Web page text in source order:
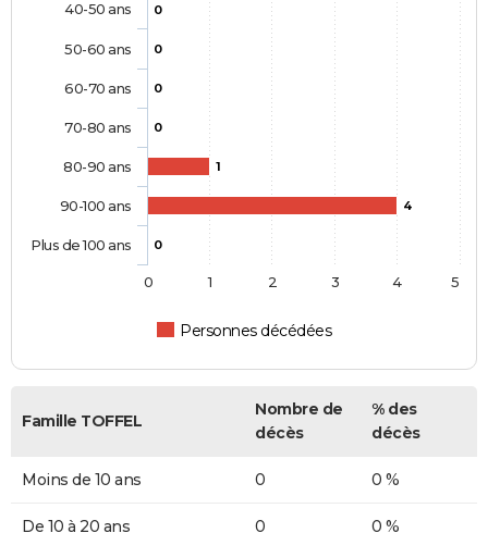
0
0
0
0
1
4
0
Personnes décédées
40-50 ans
50-60 ans
60-70 ans
70-80 ans
80-90 ans
90-100 ans
Plus de 100 ans
0 1 2 3 4 5
Famille TOFFEL
Nombre de
décès
% des
décès
Moins de 10 ans 0 0 %
De 10 à 20 ans 0 0 %